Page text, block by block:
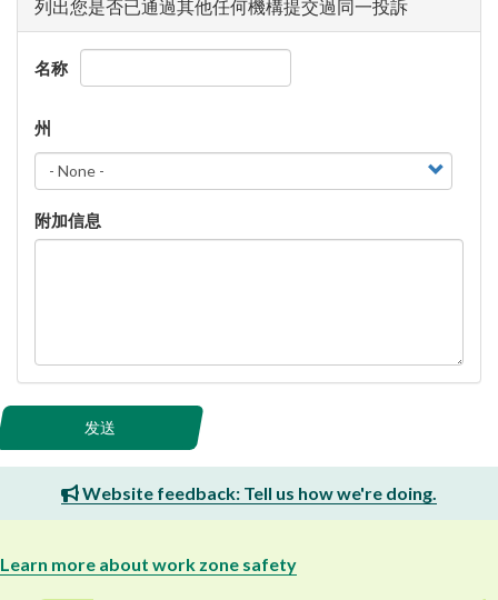
列出您是否已通過其他任何機構提交過同一投訴
名称
州
州
州
附加信息
发送
Website feedback: Tell us how we're doing.
Learn more about work zone safety